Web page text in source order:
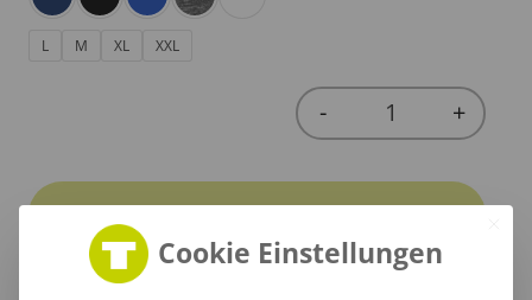
L M XL XXL
Quantity
- +
Cookie Einstellungen